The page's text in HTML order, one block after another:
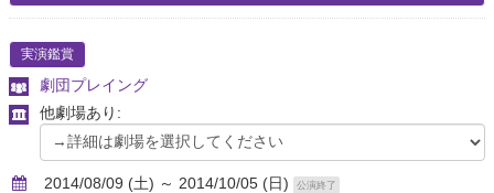
実演鑑賞
劇団プレイング
他劇場あり:
2014/08/09 (土) ～ 2014/10/05 (日) 公演終了